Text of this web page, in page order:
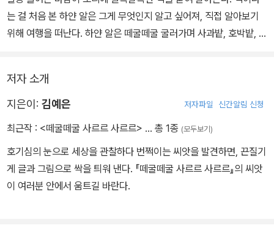
는 걸 처음 본 하얀 알은 그게 무엇인지 알고 싶어져, 직접 알아보기
위해 여행을 떠난다. 하얀 알은 떼굴떼굴 굴러가며 사과밭, 호박밭, 아
간 알록달록하게 물들었던 하얀 알은 갑자기 까맣게 변하고 마는데···.
저자 소개
지은이: 김예은 저자파일 신간알림 신청
최근작 : <떼굴떼굴 사르르 사르르> … 총 1종 (모두보기)
호기심의 눈으로 세상을 관찰하다 번쩍이는 씨앗을 발견하면, 끈질기
게 글과 그림으로 싹을 틔워 낸다. 『떼굴떼굴 사르르 사르르』의 씨앗
이 여러분 안에서 움트길 바란다.